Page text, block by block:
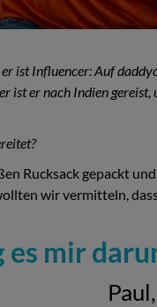
ist Influencer: Auf
ist er nach Indien
Rucksack gepackt
wir vermitteln,
es mir